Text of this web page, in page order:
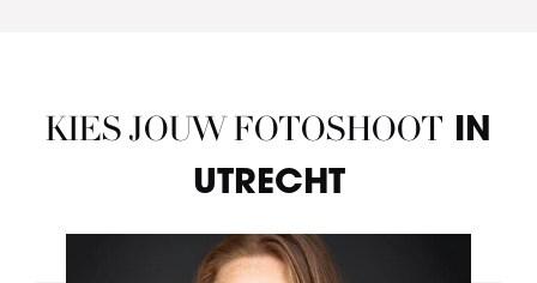
KIES JOUW FOTOSHOOT IN
UTRECHT